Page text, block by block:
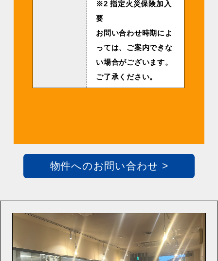
※2 指定火災保険加入
要
お問い合わせ時期によ
っては、ご案内できな
い場合がございます。
ご了承ください。
物件へのお問い合わせ >